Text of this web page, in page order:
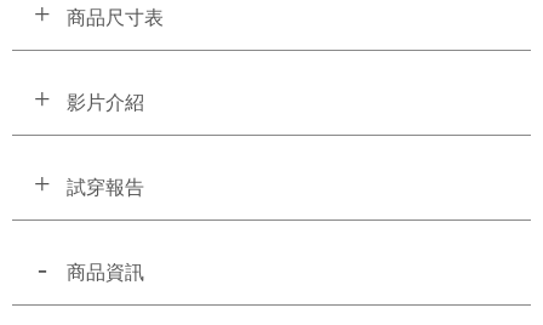
商品尺寸表
影片介紹
試穿報告
商品資訊